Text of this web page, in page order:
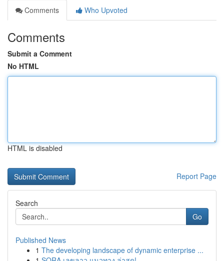
Comments
Who Upvoted
Comments
Submit a Comment
No HTML
HTML is disabled
Report Page
Search
Go
Published News
1 The developing landscape of dynamic enterprise ...